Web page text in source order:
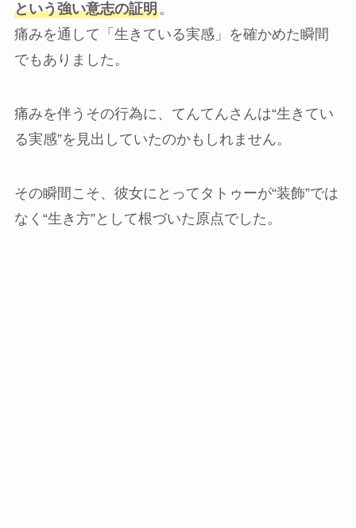
という強い意志の証明。
痛みを通して「生きている実感」を確かめた瞬間
でもありました。
痛みを伴うその行為に、てんてんさんは“生きてい
る実感”を見出していたのかもしれません。
その瞬間こそ、彼女にとってタトゥーが“装飾”では
なく“生き方”として根づいた原点でした。